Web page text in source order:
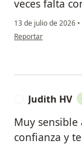
veces falta
13 de julio de 2026 •
en opinión del
Reportar
Judith HV
Muy sensible
confianza y